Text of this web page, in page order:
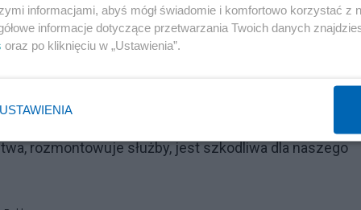
działania w przyszłości nie były wobec obywateli
o zdradę i łamanie prawa
komisja śledcza ds. Pegasusa, jeśli powstanie, będzie
rozmontowuje służby, jest szkodliwa dla naszego
informacjami, abyś mógł świadomie i komfortowo korzystać z
informacje dotyczące przetwarzania Twoich danych
oraz po kliknięciu w „Ustawienia”.
USTAWIENIA